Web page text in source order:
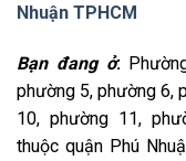
Nhuận TPHCM
Bạn đang ở:
phường 5, phường 6,
10, phường 11,
thuộc quận Phú